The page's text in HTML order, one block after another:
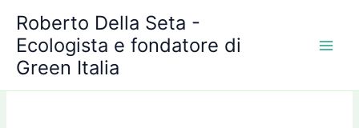
contenuto
Roberto Della Seta -
Ecologista e fondatore di
Green Italia
r
c
h